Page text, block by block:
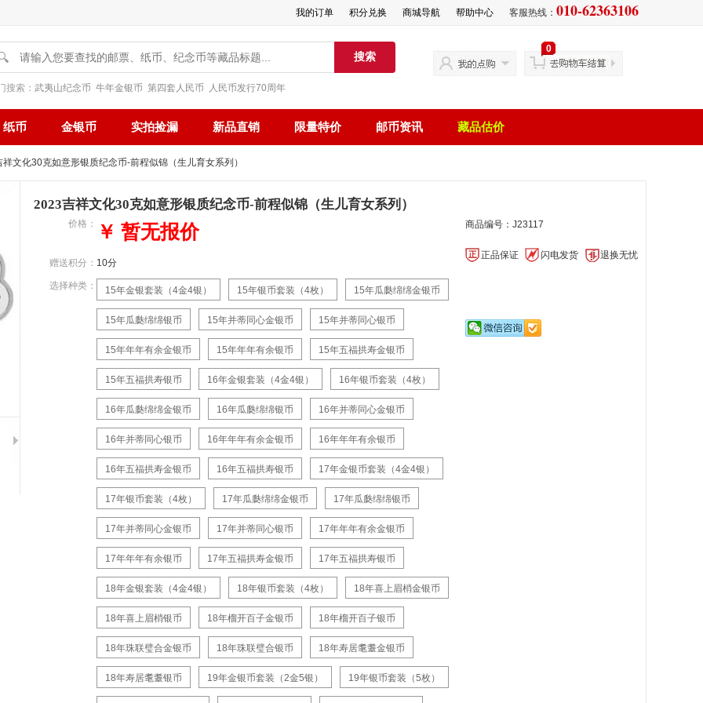
客服热线： 010-62363106
帮助中心
商城导航
积分兑换
我的订单
搜索
搜索： 武夷山纪念币 牛年金银币 第四套人民币 人民币发行70周年
0
纸币 金银币 实拍捡漏 新品直销 限量特价 邮币资讯 藏品估价
文化30克如意形银质纪念币-前程似锦（生儿育女系列）
2023吉祥文化30克如意形银质纪念币-前程似锦（生儿育女系列）
价格： ￥ 暂无报价
赠送积分： 10分
选择种类： 15年金银套装（4金4银） 15年银币套装（4枚） 15年瓜瓞绵绵金银币
15年瓜瓞绵绵银币 15年并蒂同心金银币 15年并蒂同心银币
15年年年有余金银币 15年年年有余银币 15年五福拱寿金银币
15年五福拱寿银币 16年金银套装（4金4银） 16年银币套装（4枚）
16年瓜瓞绵绵金银币 16年瓜瓞绵绵银币 16年并蒂同心金银币
16年并蒂同心银币 16年年年有余金银币 16年年年有余银币
16年五福拱寿金银币 16年五福拱寿银币 17年金银币套装（4金4银）
17年银币套装（4枚） 17年瓜瓞绵绵金银币 17年瓜瓞绵绵银币
17年并蒂同心金银币 17年并蒂同心银币 17年年年有余金银币
17年年年有余银币 17年五福拱寿金银币 17年五福拱寿银币
18年金银套装（4金4银） 18年银币套装（4枚） 18年喜上眉梢金银币
18年喜上眉梢银币 18年榴开百子金银币 18年榴开百子银币
18年珠联璧合金银币 18年珠联璧合银币 18年寿居耄耋金银币
18年寿居耄耋银币 19年金银币套装（2金5银） 19年银币套装（5枚）
商品编号：J23117
正品保证 闪电发货 退换无忧